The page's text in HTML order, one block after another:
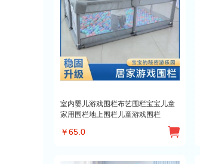
室内婴儿游戏围栏布艺围栏宝宝儿童
家用围栏地上围栏儿童游戏围栏
￥65.0